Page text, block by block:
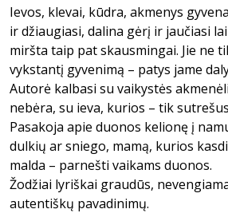
Ievos, klevai, kūdra, akmenys
ir džiaugiasi, dalina gėrį ir jaučiasi
miršta taip pat skausmingai. Jie ne
vykstantį gyvenimą – patys jame
Autorė kalbasi su vaikystės
nebėra, su ieva, kurios – tik
Pasakoja apie duonos kelionę į
dulkių ar sniego, mamą, kurios
malda – parnešti vaikams duonos.
Žodžiai lyriškai graudūs,
autentiškų pavadinimų.